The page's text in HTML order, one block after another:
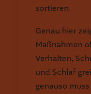
sortieren.
Genau hier
Maßnahmen
Verhalten,
und Schlaf
genauso